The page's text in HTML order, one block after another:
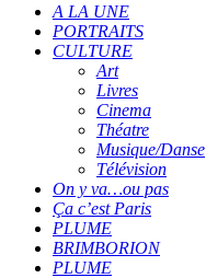
A LA UNE
PORTRAITS
CULTURE
Art
Livres
Cinema
Théatre
Musique/Danse
Télévision
On y va…ou pas
Ça c’est Paris
PLUME
BRIMBORION
PLUME